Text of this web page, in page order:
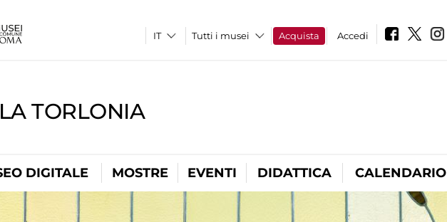
Tutti i musei Acquista Accedi
TORLONIA
DIGITALE MOSTRE EVENTI DIDATTICA CALENDARIO